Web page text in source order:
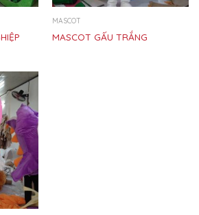
MASCOT
MASCOT GẤU TRẮNG